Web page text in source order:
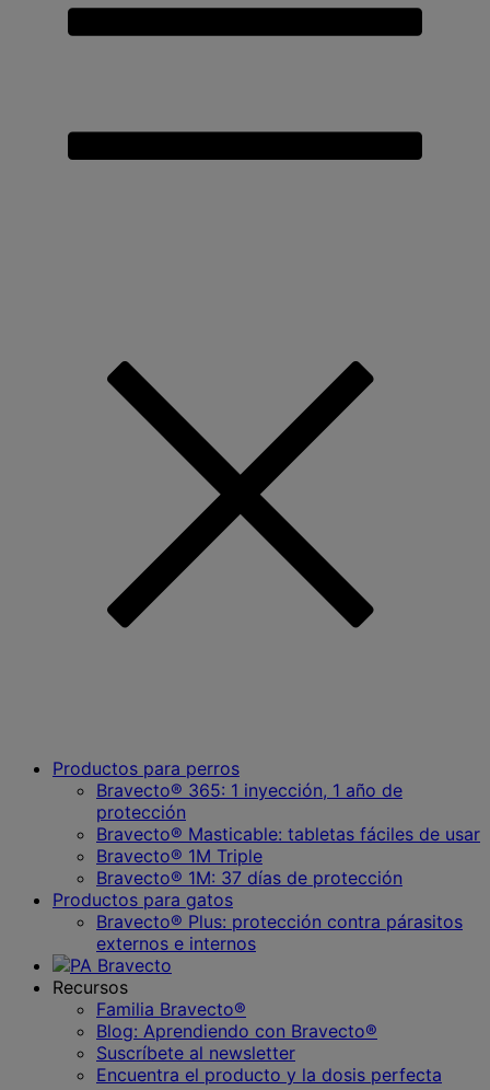
Productos para perros
Bravecto® 365: 1 inyección, 1 año de
protección
Bravecto® Masticable: tabletas fáciles de usar
Bravecto® 1M Triple
Bravecto® 1M: 37 días de protección
Productos para gatos
Bravecto® Plus: protección contra párasitos
externos e internos
Recursos
Familia Bravecto®
Blog: Aprendiendo con Bravecto®
Suscríbete al newsletter
Encuentra el producto y la dosis perfecta